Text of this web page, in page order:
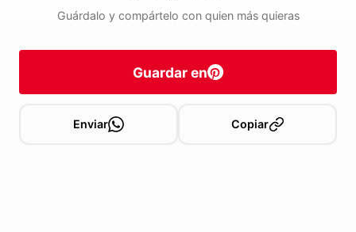
Guárdalo y compártelo con quien más quieras
Guardar en
Enviar Copiar